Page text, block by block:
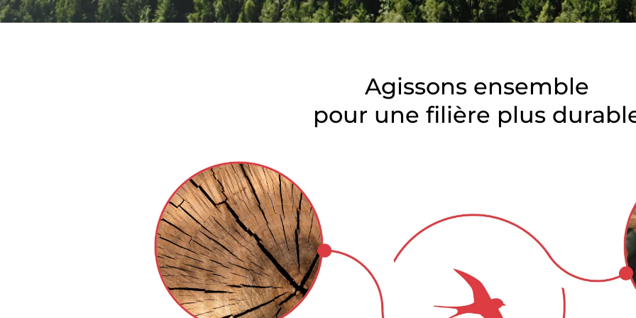
Corée du Sud (coréen)
Agissons ensemble
pour une filière plus